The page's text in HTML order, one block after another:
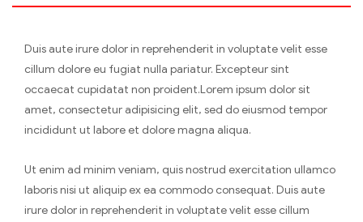
Duis aute irure dolor in reprehenderit in voluptate velit esse
cillum dolore eu fugiat nulla pariatur. Excepteur sint
occaecat cupidatat non proident.Lorem ipsum dolor sit
amet, consectetur adipisicing elit, sed do eiusmod tempor
incididunt ut labore et dolore magna aliqua.
Ut enim ad minim veniam, quis nostrud exercitation ullamco
laboris nisi ut aliquip ex ea commodo consequat. Duis aute
irure dolor in reprehenderit in voluptate velit esse cillum